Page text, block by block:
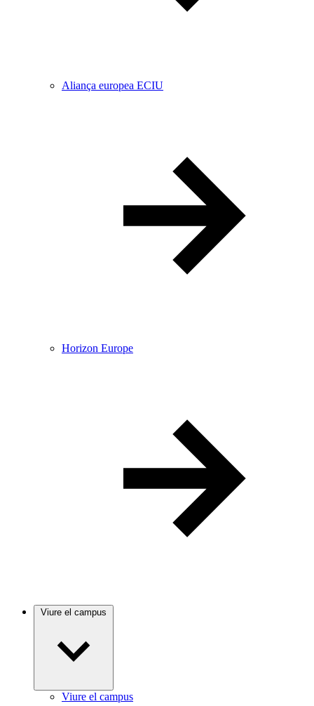
Aliança europea ECIU
Horizon Europe
Viure el campus
Viure el campus